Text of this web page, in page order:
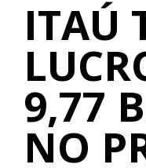
ITAÚ
9,77
NO